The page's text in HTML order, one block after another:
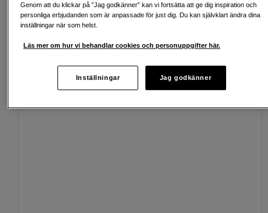
Personlig service och expertrådgivning
Passande tillbehör
Genom att du klickar på ”Jag godkänner” kan vi fortsätta att ge dig inspiration och
personliga erbjudanden som är anpassade för just dig. Du kan självklart ändra dina
inställningar när som helst.
Läs mer om hur vi behandlar cookies och personuppgifter här.
Inställningar Jag godkänner